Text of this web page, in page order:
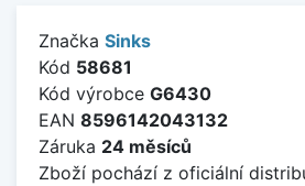
Značka Sinks
Kód 58681
Kód výrobce G6430
EAN 8596142043132
Záruka 24 měsíců
Zboží pochází z oficiální